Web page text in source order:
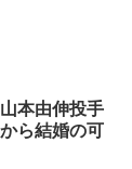
本由伸投手
ら結婚の可